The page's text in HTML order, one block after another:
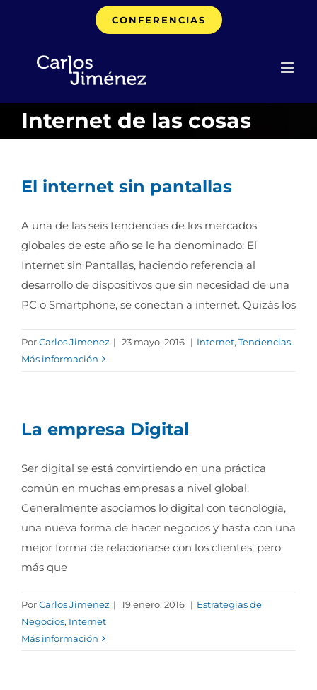
CONFERENCIAS
Internet de las cosas
El internet sin pantallas
A una de las seis tendencias de los mercados
globales de este año se le ha denominado: El
Internet sin Pantallas, haciendo referencia al
desarrollo de dispositivos que sin necesidad de una
PC o Smartphone, se conectan a internet. Quizás los
PorCarlos Jimenez | 23 mayo, 2016 | Internet, Tendencias
Más información
La empresa Digital
Ser digital se está convirtiendo en una práctica
común en muchas empresas a nivel global.
Generalmente asociamos lo digital con tecnología,
una nueva forma de hacer negocios y hasta con una
mejor forma de relacionarse con los clientes, pero
más que
PorCarlos Jimenez | 19 enero, 2016 | Estrategias de
Negocios, Internet
Más información